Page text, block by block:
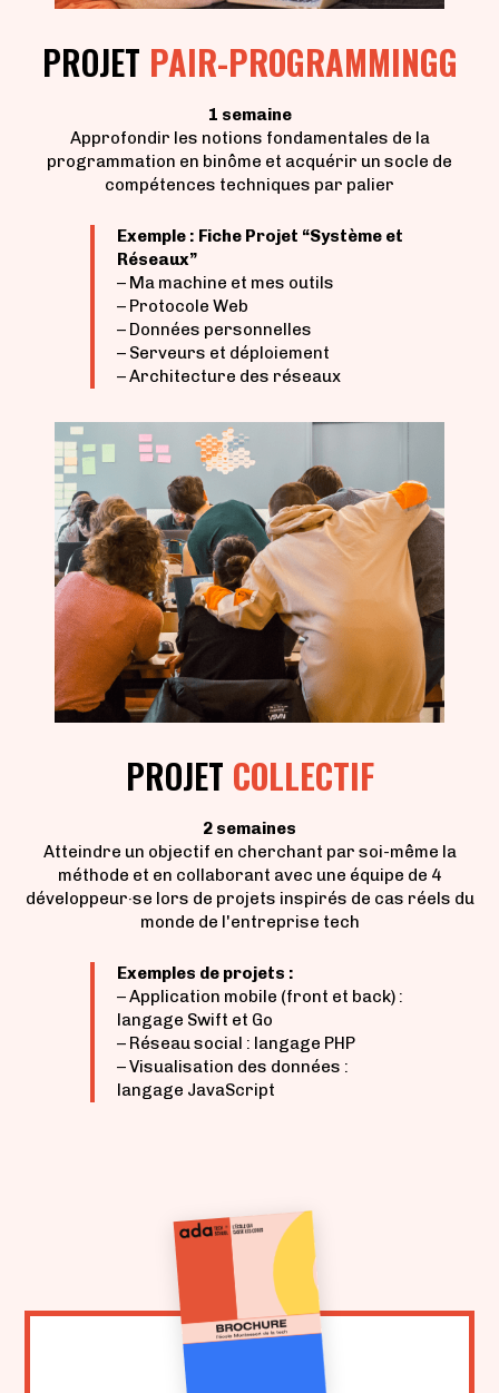
PROJET PAIR-PROGRAMMINGG
1 semaine
Approfondir les notions fondamentales de la
programmation en binôme et acquérir un socle de
compétences techniques par palier
Exemple : Fiche Projet “Système et
Réseaux”
– Ma machine et mes outils
– Protocole Web
– Données personnelles
– Serveurs et déploiement
– Architecture des réseaux
PROJET COLLECTIF
2 semaines
Atteindre un objectif en cherchant par soi-même la
méthode et en collaborant avec une équipe de 4
développeur·se lors de projets inspirés de cas réels du
monde de l'entreprise tech
Exemples de projets :
– Application mobile (front et back) :
langage Swift et Go
– Réseau social : langage PHP
– Visualisation des données :
langage JavaScript